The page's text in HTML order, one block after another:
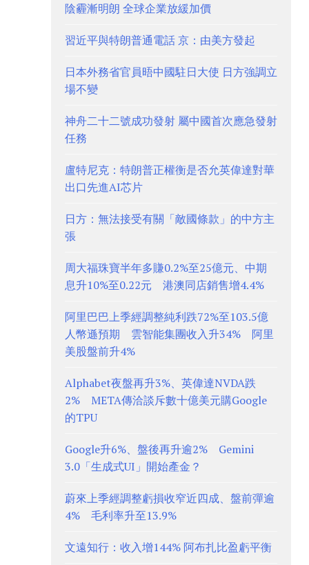
陰霾漸明朗 全球企業放緩加價
習近平與特朗普通電話 京：由美方發起
日本外務省官員晤中國駐日大使 日方強調立
場不變
神舟二十二號成功發射 屬中國首次應急發射
任務
盧特尼克：特朗普正權衡是否允英偉達對華
出口先進AI芯片
日方：無法接受有關「敵國條款」的中方主
張
周大福珠寶半年多賺0.2%至25億元、中期
息升10%至0.22元 港澳同店銷售增4.4%
阿里巴巴上季經調整純利跌72%至103.5億
人幣遜預期 雲智能集團收入升34% 阿里
美股盤前升4%
Alphabet夜盤再升3%、英偉達NVDA跌
2% META傳洽談斥數十億美元購Google
的TPU
Google升6%、盤後再升逾2% Gemini
3.0「生成式UI」開始產金？
蔚來上季經調整虧損收窄近四成、盤前彈逾
4% 毛利率升至13.9%
文遠知行：收入增144% 阿布扎比盈虧平衡